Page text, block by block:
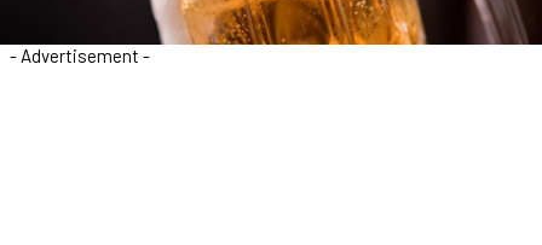
- Advertisement -